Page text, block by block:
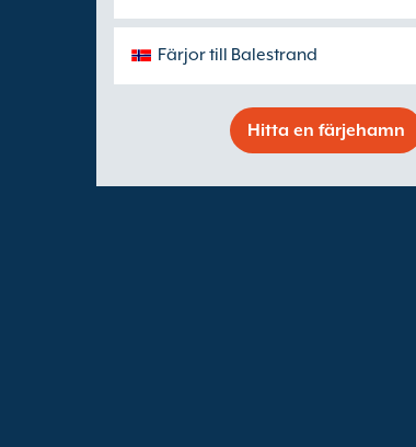
Färjor till Balestrand
Hitta en färjehamn